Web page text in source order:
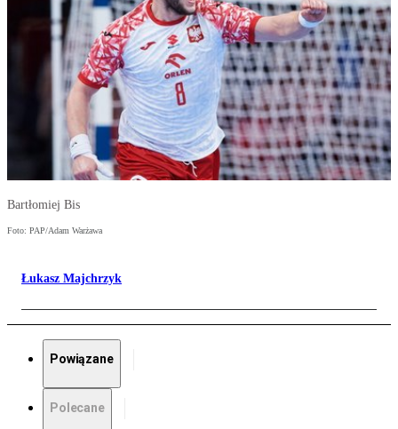
Bartłomiej Bis
Foto: PAP/Adam Warżawa
Łukasz Majchrzyk
Powiązane
Polecane